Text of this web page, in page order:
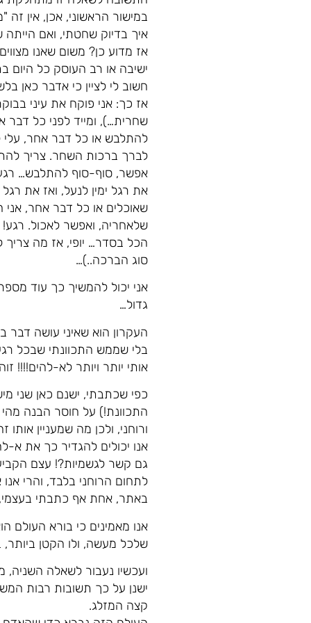
במישור הראשוני, אכן, אין
איך בדיוק שחטתי, ואם
אז מדוע כן? משום שאנו
ישיבה או רב העוסק כל
חשוב לי לציין כי אדבר כאן
אז כך: אני פוקח את עיני
שחרית…), ומייד לפני כל דבר
להתלבש או כל דבר אחר, עלי
לברך ברכות השחר. צריך
אפשר, סוף-סוף להתלבש… רגע!
את רגל ימין לנעל, ואז את
שאוכלים או כל דבר אחר, אני
שלאחריה, ואפשר לאכול.
הכל בסדר… יופי, אז מה צריך
סוג הברכה..)…
אני יכול להמשיך כך עוד
גדול…
העקרון הוא שאיני עושה
בלי שממש התכוונתי שבכל
אותי יותר ויותר לא-להים!!!!
כפי שכתבתי, ישנם כאן שני
התכוונת!) על חוסר הבנה
ורוחני, ולכן מה שמעניין
אנו יכולים להגדיר כך את
גם קשר לגשמיות?! עצם
לתחום הרוחני בלבד, והרי
באתר, אחת אף כתבתי
שלכל מעשה, ולו הקטן
ועכשיו נעבור לשאלה השניה,
ישנן על כך תשובות רבות
קצה המזלג.